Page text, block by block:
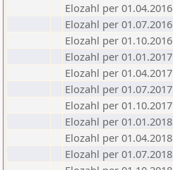
Elozahl per 01.04.2016
Elozahl per 01.07.2016
Elozahl per 01.10.2016
Elozahl per 01.01.2017
Elozahl per 01.04.2017
Elozahl per 01.07.2017
Elozahl per 01.10.2017
Elozahl per 01.01.2018
Elozahl per 01.04.2018
Elozahl per 01.07.2018